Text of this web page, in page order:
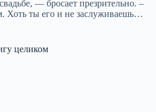
— бросает презрительно. –
Хоть ты его и не заслуживаешь…
целиком